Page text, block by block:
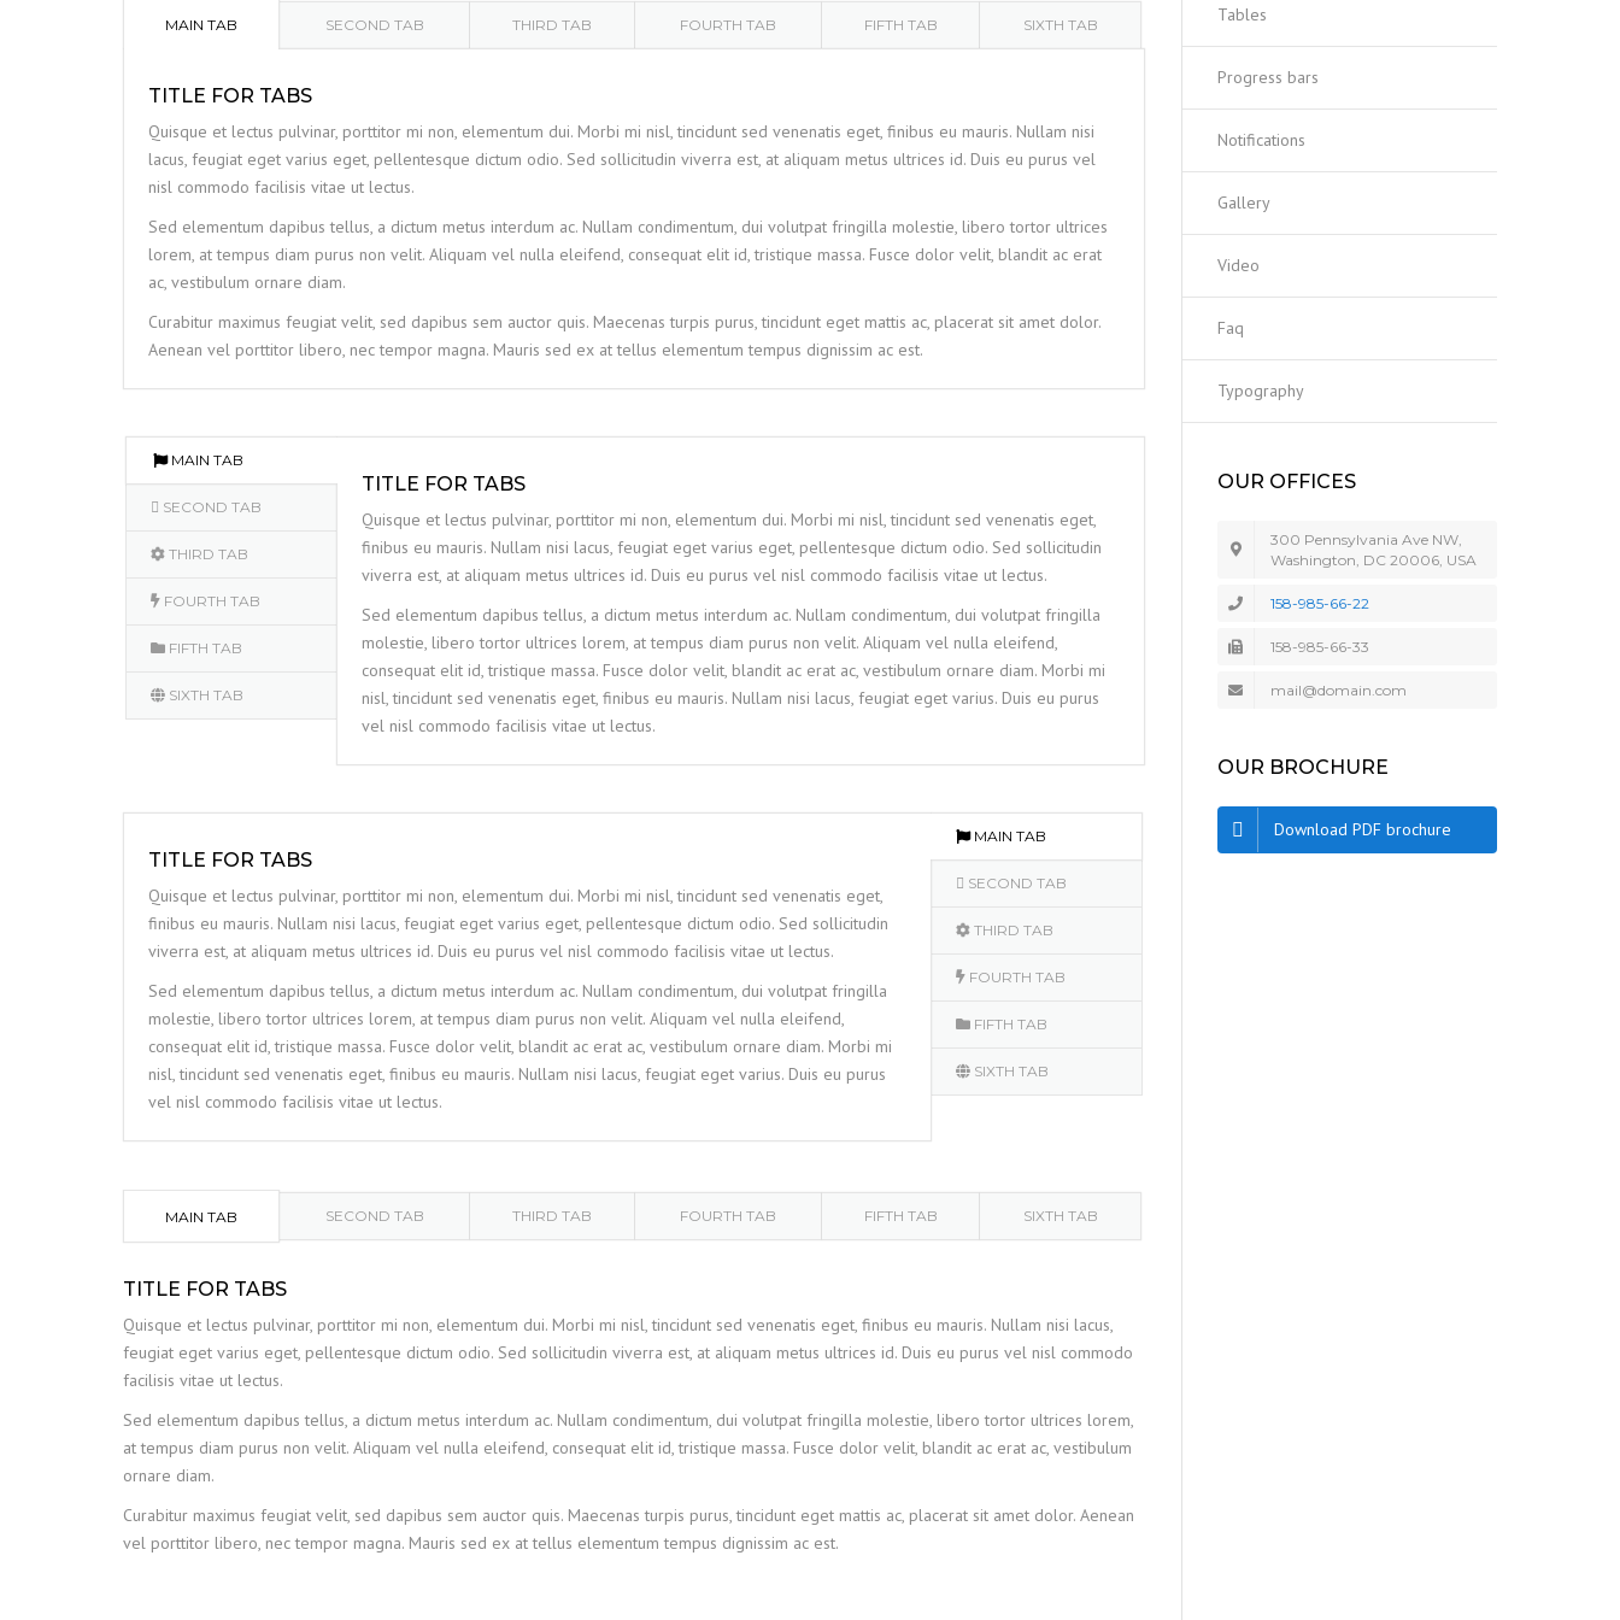
MAIN TAB SECOND TAB THIRD TAB FOURTH TAB FIFTH TAB SIXTH TAB
TITLE FOR TABS
Quisque et lectus pulvinar, porttitor mi non, elementum dui. Morbi mi nisl, tincidunt sed venenatis eget, finibus eu mauris. Nullam nisi
lacus, feugiat eget varius eget, pellentesque dictum odio. Sed sollicitudin viverra est, at aliquam metus ultrices id. Duis eu purus vel
nisl commodo facilisis vitae ut lectus.
Sed elementum dapibus tellus, a dictum metus interdum ac. Nullam condimentum, dui volutpat fringilla molestie, libero tortor ultrices
lorem, at tempus diam purus non velit. Aliquam vel nulla eleifend, consequat elit id, tristique massa. Fusce dolor velit, blandit ac erat
ac, vestibulum ornare diam.
Curabitur maximus feugiat velit, sed dapibus sem auctor quis. Maecenas turpis purus, tincidunt eget mattis ac, placerat sit amet dolor.
Aenean vel porttitor libero, nec tempor magna. Mauris sed ex at tellus elementum tempus dignissim ac est.
MAIN TAB
SECOND TAB
THIRD TAB
FOURTH TAB
FIFTH TAB
SIXTH TAB
TITLE FOR TABS
Quisque et lectus pulvinar, porttitor mi non, elementum dui. Morbi mi nisl, tincidunt sed venenatis eget,
finibus eu mauris. Nullam nisi lacus, feugiat eget varius eget, pellentesque dictum odio. Sed sollicitudin
viverra est, at aliquam metus ultrices id. Duis eu purus vel nisl commodo facilisis vitae ut lectus.
Sed elementum dapibus tellus, a dictum metus interdum ac. Nullam condimentum, dui volutpat fringilla
molestie, libero tortor ultrices lorem, at tempus diam purus non velit. Aliquam vel nulla eleifend,
consequat elit id, tristique massa. Fusce dolor velit, blandit ac erat ac, vestibulum ornare diam. Morbi mi
nisl, tincidunt sed venenatis eget, finibus eu mauris. Nullam nisi lacus, feugiat eget varius. Duis eu purus
vel nisl commodo facilisis vitae ut lectus.
MAIN TAB
SECOND TAB
THIRD TAB
FOURTH TAB
FIFTH TAB
SIXTH TAB
TITLE FOR TABS
Quisque et lectus pulvinar, porttitor mi non, elementum dui. Morbi mi nisl, tincidunt sed venenatis eget,
finibus eu mauris. Nullam nisi lacus, feugiat eget varius eget, pellentesque dictum odio. Sed sollicitudin
viverra est, at aliquam metus ultrices id. Duis eu purus vel nisl commodo facilisis vitae ut lectus.
Sed elementum dapibus tellus, a dictum metus interdum ac. Nullam condimentum, dui volutpat fringilla
molestie, libero tortor ultrices lorem, at tempus diam purus non velit. Aliquam vel nulla eleifend,
consequat elit id, tristique massa. Fusce dolor velit, blandit ac erat ac, vestibulum ornare diam. Morbi mi
nisl, tincidunt sed venenatis eget, finibus eu mauris. Nullam nisi lacus, feugiat eget varius. Duis eu purus
vel nisl commodo facilisis vitae ut lectus.
MAIN TAB SECOND TAB THIRD TAB FOURTH TAB FIFTH TAB SIXTH TAB
TITLE FOR TABS
Quisque et lectus pulvinar, porttitor mi non, elementum dui. Morbi mi nisl, tincidunt sed venenatis eget, finibus eu mauris. Nullam nisi lacus,
feugiat eget varius eget, pellentesque dictum odio. Sed sollicitudin viverra est, at aliquam metus ultrices id. Duis eu purus vel nisl commodo
facilisis vitae ut lectus.
Sed elementum dapibus tellus, a dictum metus interdum ac. Nullam condimentum, dui volutpat fringilla molestie, libero tortor ultrices lorem,
at tempus diam purus non velit. Aliquam vel nulla eleifend, consequat elit id, tristique massa. Fusce dolor velit, blandit ac erat ac, vestibulum
ornare diam.
Curabitur maximus feugiat velit, sed dapibus sem auctor quis. Maecenas turpis purus, tincidunt eget mattis ac, placerat sit amet dolor. Aenean
vel porttitor libero, nec tempor magna. Mauris sed ex at tellus elementum tempus dignissim ac est.
Tables
Progress bars
Notifications
Gallery
Video
Faq
Typography
OUR OFFICES
300 Pennsylvania Ave NW,
Washington, DC 20006, USA
158-985-66-22
158-985-66-33
mail@domain.com
OUR BROCHURE
Download PDF brochure